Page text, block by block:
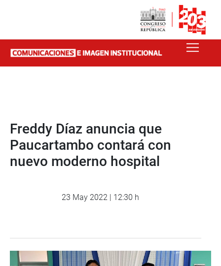
Freddy Díaz anuncia que
Paucartambo contará con
nuevo moderno hospital
23 May 2022 | 12:30 h